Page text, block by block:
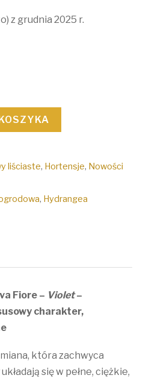
z grudnia 2025 r.
liściaste, Hortensje, Nowości
, Hydrangea
Fiore – Violet–
charakter,
która zachwyca
się w pełne, ciężkie,